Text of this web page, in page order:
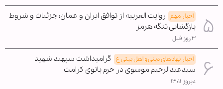
اخبار مهم روایت العربیه از توافق ایران و عمان؛ جزئیات و شروط
بازگشایی تنگه هرمز
۳ روز قبل
اخبار نهادهای دینی و اهل بیتی ع گرامیداشت سپهبد شهید
سیدعبدالرحیم موسوی در حرم بانوی کرامت
دیروز ۱۳:۱۱